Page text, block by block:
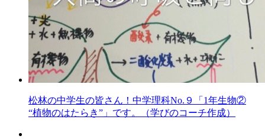
松林の中学生の皆さん！中学理科No.９「1年生物②
“植物のはたらき”」です。（学びのコーチ作成）